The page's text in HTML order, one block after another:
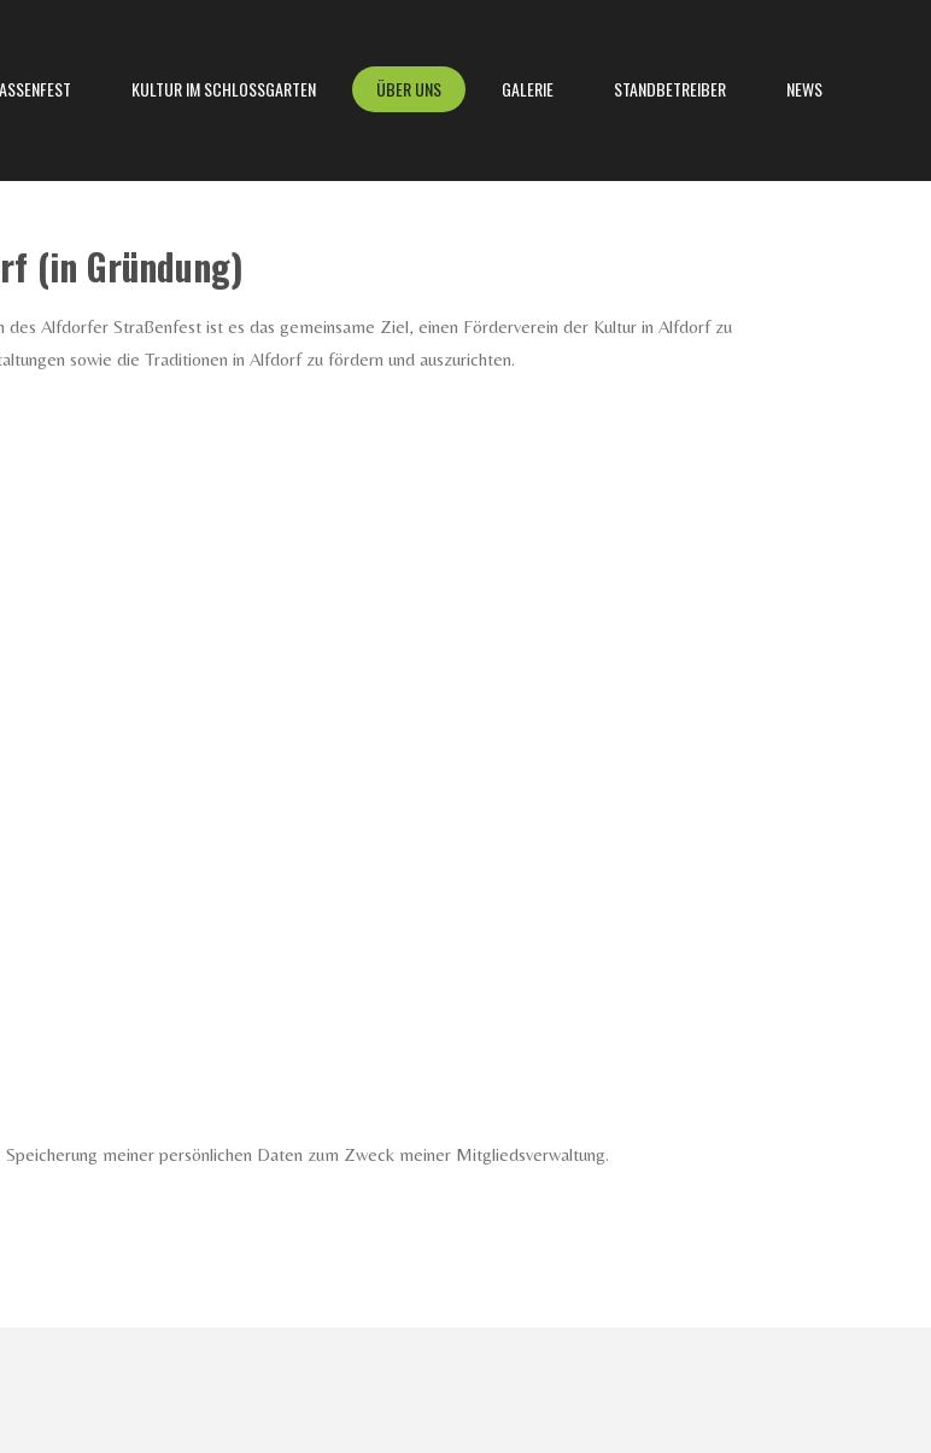
KULTUR IM SCHLOSSGARTEN ÜBER UNS GALERIE STANDBETREIBER NEWS
(in Gründung)
des Alfdorfer Straßenfest ist es das gemeinsame Ziel, einen Förderverein der Kultur in Alfdorf zu
sowie die Traditionen in Alfdorf zu fördern und auszurichten.
meiner persönlichen Daten zum Zweck meiner Mitgliedsverwaltung.